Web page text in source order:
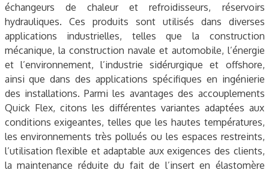
échangeurs de chaleur et refroidisseurs, réservoirs
hydrauliques. Ces produits sont utilisés dans diverses
applications industrielles, telles que la construction
mécanique, la construction navale et automobile, l’énergie
et l’environnement, l’industrie sidérurgique et offshore,
ainsi que dans des applications spécifiques en ingénierie
des installations. Parmi les avantages des accouplements
Quick Flex, citons les différentes variantes adaptées aux
conditions exigeantes, telles que les hautes températures,
les environnements très pollués ou les espaces restreints,
l’utilisation flexible et adaptable aux exigences des clients,
la maintenance réduite du fait de l’insert en élastomère